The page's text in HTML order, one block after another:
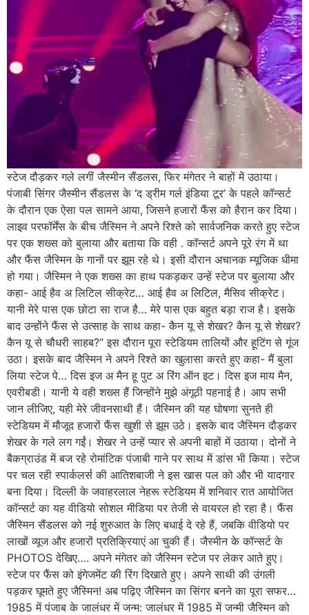
स्टेज दौड़कर गले लगीं जैस्मीन सैंडलस, फिर मंगेतर ने बाहों में उठाया।
पंजाबी सिंगर जैस्मीन सैंडलस के ‘द ड्रीम गर्ल इंडिया टूर’ के पहले कॉन्सर्ट
के दौरान एक ऐसा पल सामने आया, जिसने हजारों फैंस को हैरान कर दिया।
लाइव परफॉर्मेंस के बीच जैस्मिन ने अपने रिश्ते को सार्वजनिक करते हुए स्टेज
पर एक शख्स को बुलाया और बताया कि वही . कॉन्सर्ट अपने पूरे रंग में था
और फैंस जैस्मिन के गानों पर झूम रहे थे। इसी दौरान अचानक म्यूजिक धीमा
हो गया। जैस्मिन ने एक शख्स का हाथ पकड़कर उन्हें स्टेज पर बुलाया और
कहा- आई हैव अ लिटिल सीक्रेट… आई हैव अ लिटिल, मैसिव सीक्रेट।
यानी मेरे पास एक छोटा सा राज है… मेरे पास एक बहुत बड़ा राज है। इसके
बाद उन्होंने फैंस से उत्साह के साथ कहा- कैन यू से शेखर? कैन यू से शेखर?
कैन यू से चौधरी साहब?” इस दौरान पूरा स्टेडियम तालियों और हूटिंग से गूंज
उठा। इसके बाद जैस्मिन ने अपने रिश्ते का खुलासा करते हुए कहा- मैं बुला
लिया स्टेज पे… दिस इज अ मैन हू पुट अ रिंग ऑन इट। दिस इज माय मैन,
एवरीबडी। यानी ये वही शख्स हैं जिन्होंने मुझे अंगूठी पहनाई है। आप सभी
जान लीजिए, यही मेरे जीवनसाथी हैं। जैस्मिन की यह घोषणा सुनते ही
स्टेडियम में मौजूद हजारों फैंस खुशी से झूम उठे। इसके बाद जैस्मिन दौड़कर
शेखर के गले लग गईं। शेखर ने उन्हें प्यार से अपनी बाहों में उठाया। दोनों ने
बैकग्राउंड में बज रहे रोमांटिक पंजाबी गाने पर साथ में डांस भी किया। स्टेज
पर चल रही स्पार्कलर्स की आतिशबाजी ने इस खास पल को और भी यादगार
बना दिया। दिल्ली के जवाहरलाल नेहरू स्टेडियम में शनिवार रात आयोजित
कॉन्सर्ट का यह वीडियो सोशल मीडिया पर तेजी से वायरल हो रहा है। फैंस
जैस्मिन सैंडलस को नई शुरुआत के लिए बधाई दे रहे हैं, जबकि वीडियो पर
लाखों व्यूज और हजारों प्रतिक्रियाएं आ चुकी हैं। जैस्मीन के कॉन्सर्ट के
PHOTOS देखिए…. अपने मंगेतर को जैस्मिन स्टेज पर लेकर आते हुए।
स्टेज पर फैंस को इंगेजमेंट की रिंग दिखाते हुए। अपने साथी की उंगली
पड़कर घूमते हुए जैस्मिन! अब पढ़िए जैस्मिन का सिंगर बनने का पूरा सफर…
1985 में पंजाब के जालंधर में जन्म: जालंधर में 1985 में जन्मी जैस्मिन को